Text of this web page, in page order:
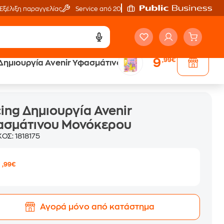
Εξέλιξη παραγγελίας Service από 20'
Avenir Υφασμάτινου Μονόκερου
9,99€
Δημιουργία Avenir
Μονόκερου
1818175
,99€
Αγορά μόνο από κατάστημα